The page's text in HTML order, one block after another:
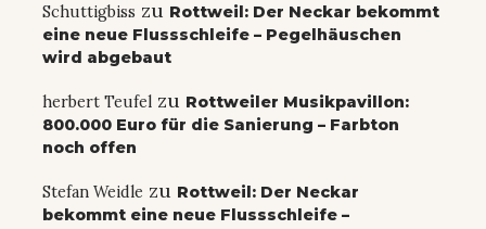
Schuttigbiss zu Rottweil: Der Neckar bekommt
eine neue Flussschleife – Pegelhäuschen
wird abgebaut
herbert Teufel zu Rottweiler Musikpavillon:
800.000 Euro für die Sanierung – Farbton
noch offen
Stefan Weidle zu Rottweil: Der Neckar
bekommt eine neue Flussschleife –